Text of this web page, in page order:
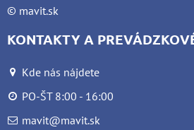
© mavit.sk
KONTAKTY A
Kde nás nájdete
PO-ŠT 8:00 - 16:00
mavit@mavit.sk